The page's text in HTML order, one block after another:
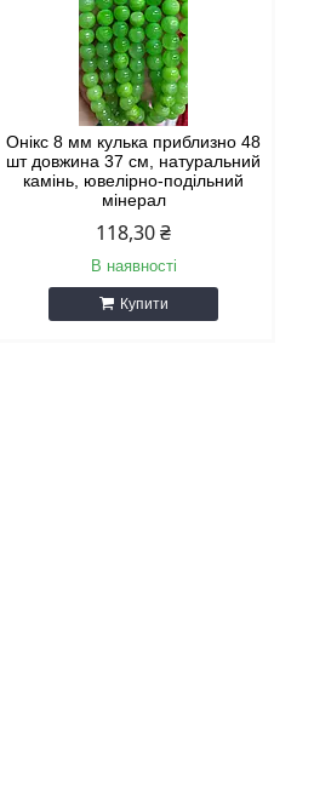
Онікс 8 мм кулька приблизно 48
шт довжина 37 см, натуральний
камінь, ювелірно-подільний
мінерал
118,30 ₴
В наявності
Купити